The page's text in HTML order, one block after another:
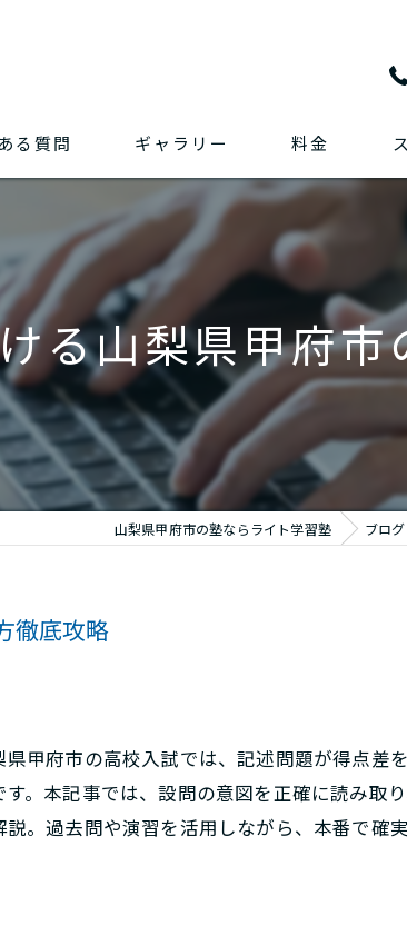
る質問 ギャラリー 料金
る山梨県甲府
山梨県甲府市の塾ならライト学習塾 ブログ
徹底攻略
甲府市の高校入試では、記述問題が得点差
。本記事では、設問の意図を正確に読み取
。過去問や演習を活用しながら、本番で確